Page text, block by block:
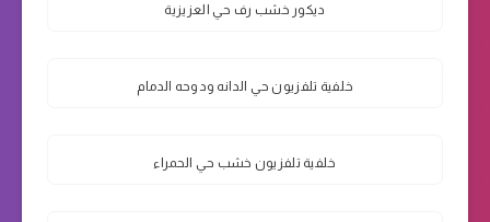
ديكور خشب رف حي العزيزية
خلفية تلفزيون حي الدانه ودوحه الدمام
خلفية تلفزيون خشب حي الحمراء